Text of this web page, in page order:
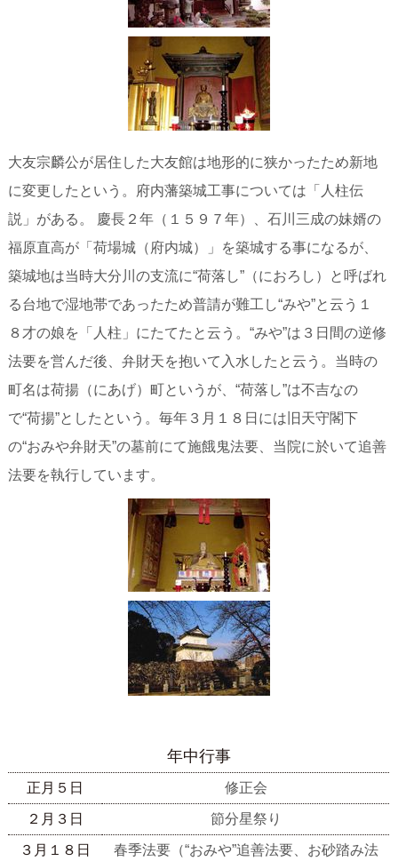
大友宗麟公が居住した大友館は地形的に狭かったため新地
に変更したという。府内藩築城工事については「人柱伝
説」がある。 慶長２年（１５９７年）、石川三成の妹婿の
福原直高が「荷場城（府内城）」を築城する事になるが、
築城地は当時大分川の支流に“荷落し”（におろし）と呼ばれ
る台地で湿地帯であったため普請が難工し“みや”と云う１
８才の娘を「人柱」にたてたと云う。“みや”は３日間の逆修
法要を営んだ後、弁財天を抱いて入水したと云う。当時の
町名は荷揚（にあげ）町というが、“荷落し”は不吉なの
で“荷揚”としたという。毎年３月１８日には旧天守閣下
の“おみや弁財天”の墓前にて施餓鬼法要、当院に於いて追善
法要を執行しています。
年中行事
正月５日 修正会
２月３日 節分星祭り
３月１８日 春季法要（“おみや”追善法要、お砂踏み法